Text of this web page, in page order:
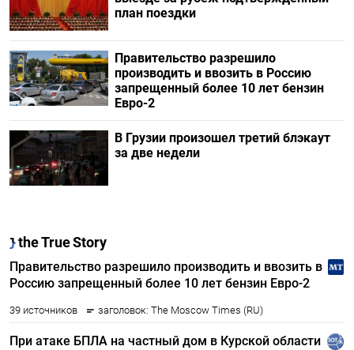
план поездки
Правительство разрешило
производить и ввозить в Россию
запрещенный более 10 лет бензин
Евро-2
В Грузии произошел третий блэкаут
за две недели